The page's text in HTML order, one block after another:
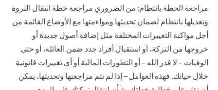
مراجعة الخطة بانتظام: من الضروري مراجعة خطة انتقال الثروة
وتعديلها بانتظام لضمان تحديثها ومواءمتها مع الأوضاع القائمة من
أجل مواكبة التغييرات المختلفة مثل إضافة أصول جديدة أو
خروجها من التركة، أو استقبال أفراد جدد ضمن العائلة، أو حتى
الوفيات - لا قدر الله - أو التطورات المالية أو أي تغييرات قانونية
خلال حياتك. فهذه العوامل – إذا لم تتم مراجعتها وتحديثها، يمكن